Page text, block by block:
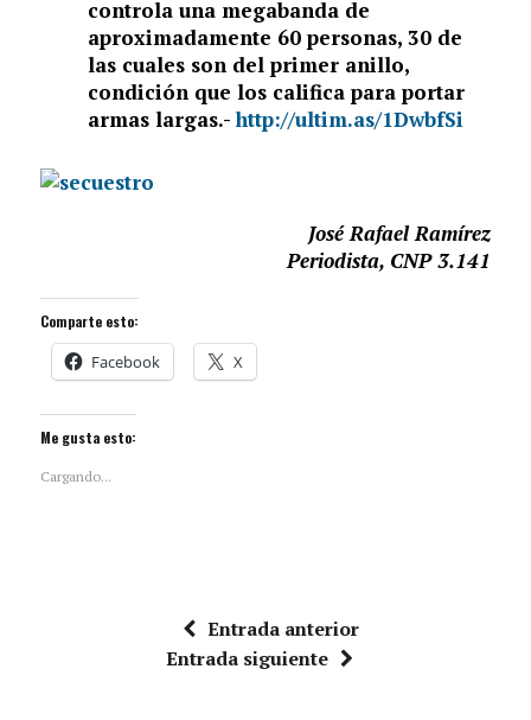
controla una megabanda de
aproximadamente 60 personas, 30 de
las cuales son del primer anillo,
condición que los califica para portar
armas largas.-http://ultim.as/1DwbfSi
José Rafael Ramírez
Periodista, CNP 3.141
Comparte esto:
Facebook X
Me gusta esto:
Cargando...
Entrada anterior
Entrada siguiente